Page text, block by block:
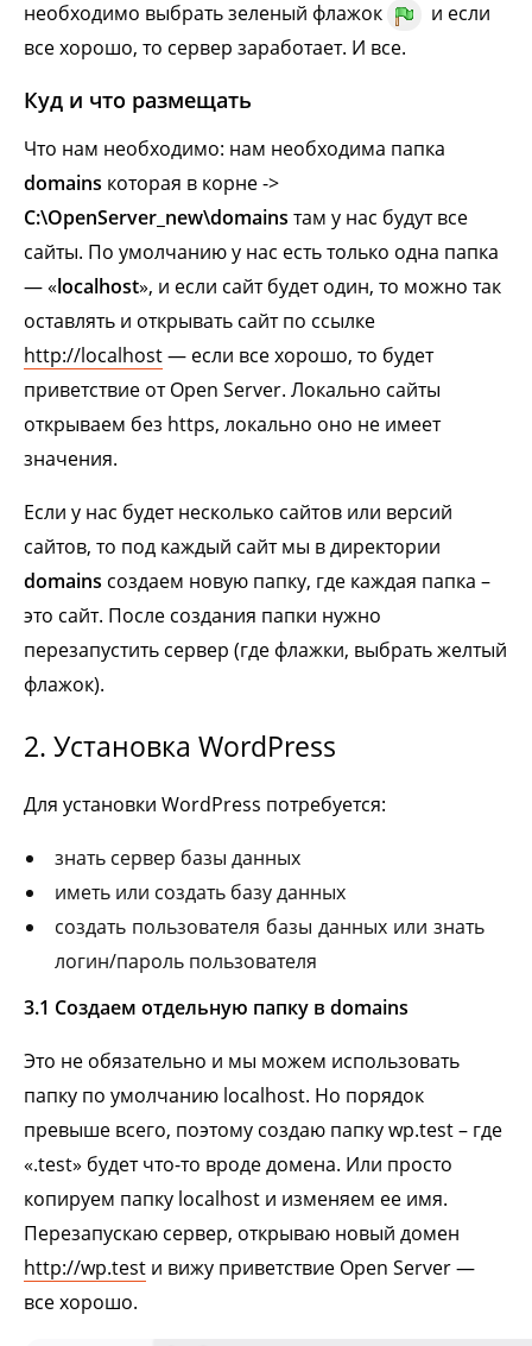
необходимо выбрать зеленый флажок
и если
все хорошо, то сервер заработает. И все.
Куд и что размещать
Что нам необходимо: нам необходима папка
domains которая в корне ->
C:\OpenServer_new\domains там у нас будут все
сайты. По умолчанию у нас есть только одна папка
— «localhost», и если сайт будет один, то можно так
оставлять и открывать сайт по ссылке
http://localhost— если все хорошо, то будет
приветствие от Open Server. Локально сайты
открываем без https, локально оно не имеет
значения.
Если у нас будет несколько сайтов или версий
сайтов, то под каждый сайт мы в директории
domains создаем новую папку, где каждая папка –
это сайт. После создания папки нужно
перезапустить сервер (где флажки, выбрать желтый
флажок).
2. Установка WordPress
Для установки WordPress потребуется:
знать сервер базы данных
иметь или создать базу данных
создать пользователя базы данных или знать
логин/пароль пользователя
3.1 Создаем отдельную папку в domains
Это не обязательно и мы можем использовать
папку по умолчанию localhost. Но порядок
превыше всего, поэтому создаю папку wp.test – где
«.test» будет что-то вроде домена. Или просто
копируем папку localhost и изменяем ее имя.
Перезапускаю сервер, открываю новый домен
http://wp.test и вижу приветствие Open Server —
все хорошо.